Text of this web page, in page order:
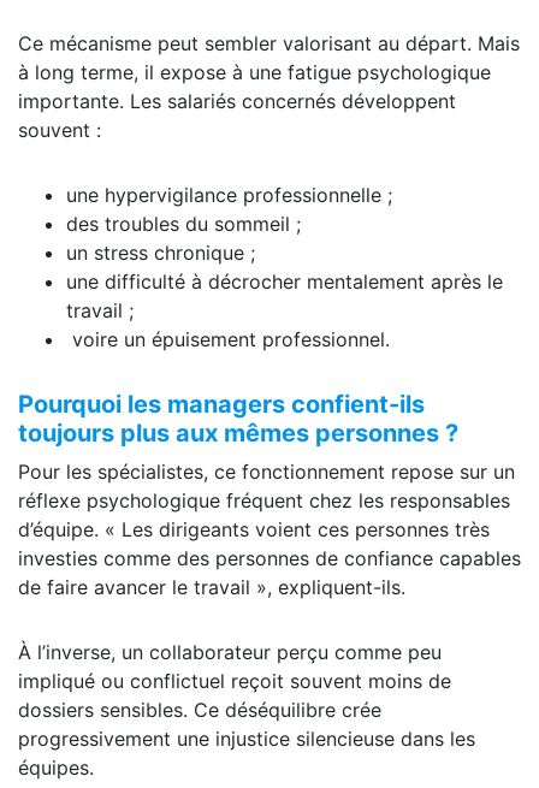
Ce mécanisme peut sembler valorisant au départ. Mais
à long terme, il expose à une fatigue psychologique
importante. Les salariés concernés développent
souvent :
une hypervigilance professionnelle ;
des troubles du sommeil ;
un stress chronique ;
une difficulté à décrocher mentalement après le
travail ;
voire un épuisement professionnel.
Pourquoi les managers confient-ils
toujours plus aux mêmes personnes ?
Pour les spécialistes, ce fonctionnement repose sur un
réflexe psychologique fréquent chez les responsables
d’équipe. « Les dirigeants voient ces personnes très
investies comme des personnes de confiance capables
de faire avancer le travail », expliquent-ils.
À l’inverse, un collaborateur perçu comme peu
impliqué ou conflictuel reçoit souvent moins de
dossiers sensibles. Ce déséquilibre crée
progressivement une injustice silencieuse dans les
équipes.